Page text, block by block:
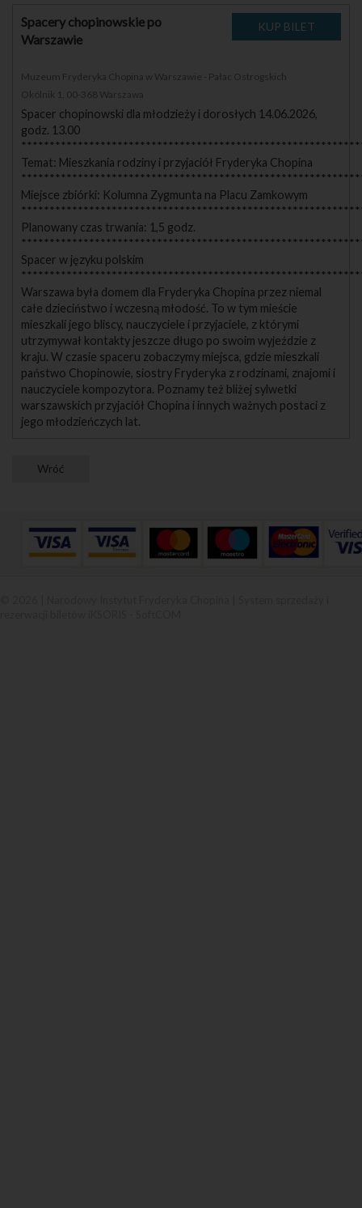
Spacery chopinowskie po
Warszawie
Muzeum Fryderyka Chopina w Warszawie - Pałac Ostrogskich
Okólnik 1, 00-368 Warszawa
Spacer chopinowski dla młodzieży i dorosłych 14.06.2026,
godz. 13.00
Temat: Mieszkania rodziny i przyjaciół Fryderyka Chopina
Miejsce zbiórki: Kolumna Zygmunta na Placu Zamkowym
Planowany czas trwania: 1,5 godz.
Spacer w języku polskim
Warszawa była domem dla Fryderyka Chopina przez niemal
całe dzieciństwo i wczesną młodość. To w tym mieście
mieszkali jego bliscy, nauczyciele i przyjaciele, z którymi
utrzymywał kontakty jeszcze długo po swoim wyjeździe z
kraju. W czasie spaceru zobaczymy miejsca, gdzie mieszkali
państwo Chopinowie, siostry Fryderyka z rodzinami, znajomi i
nauczyciele kompozytora. Poznamy też bliżej sylwetki
warszawskich przyjaciół Chopina i innych ważnych postaci z
jego młodzieńczych lat.